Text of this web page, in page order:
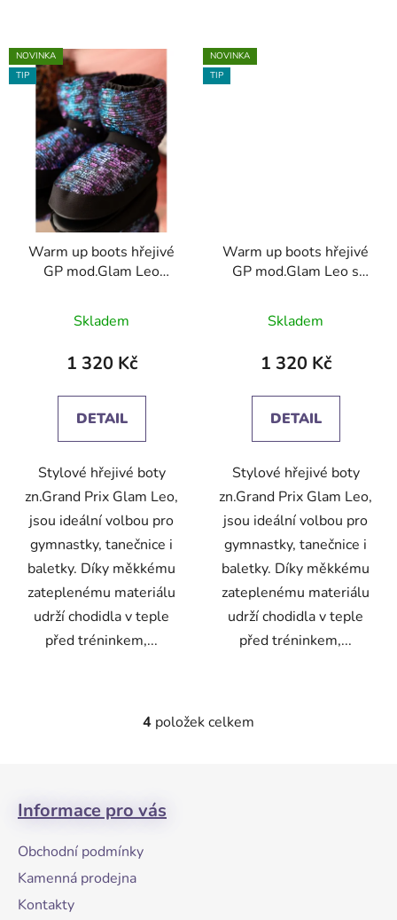
NOVINKA
TIP
Warm up boots hřejivé
GP mod.Glam Leo
Skladem
1 320 Kč
DETAIL
Stylové hřejivé boty
zn.Grand Prix Glam Leo,
jsou ideální volbou pro
gymnastky, tanečnice i
baletky. Díky měkkému
zateplenému materiálu
udrží chodidla v teple
před tréninkem,...
NOVINKA
TIP
Warm up boots hřejivé
GP mod.Glam Leo s
Skladem
1 320 Kč
DETAIL
Stylové hřejivé boty
zn.Grand Prix Glam Leo,
jsou ideální volbou pro
gymnastky, tanečnice i
baletky. Díky měkkému
zateplenému materiálu
udrží chodidla v teple
před tréninkem,...
O
4 položek celkem
Informace pro vás
Obchodní podmínky
Kamenná prodejna
Kontakty